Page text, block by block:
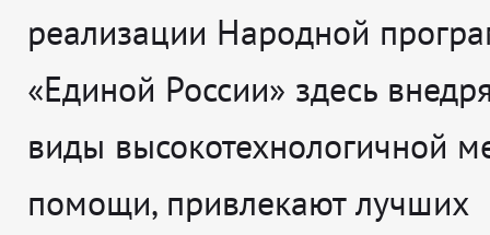
реализации Народной
«Единой России» здесь
виды высокотехнологичной
помощи, привлекают лучших